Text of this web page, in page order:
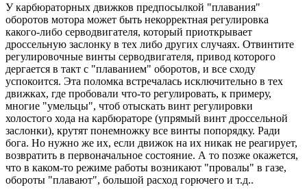
У карбюраторных движков предпосылкой "плавания"
оборотов мотора может быть некорректная регулировка
какого-либо серводвигателя, который приоткрывает
дроссельную заслонку в тех либо других случаях. Отвинтите
регулировочные винты серводвигателя, привод которого
дергается в такт с "плаванием" оборотов, и все сходу
успокоится. Эта поломка встречалась исключительно в тех
движках, где пробовали что-то регулировать, к примеру,
многие "умельцы", чтоб отыскать винт регулировки
холостого хода на карбюраторе (упрямый винт дроссельной
заслонки), крутят понемножку все винты попорядку. Ради
бога. Но нужно же их, если движок на их никак не реагирует,
возвратить в первоначальное состояние. А то позже окажется,
что в каком-то режиме работы возникают "провалы" в газе,
обороты "плавают", большой расход горючего и т.д..